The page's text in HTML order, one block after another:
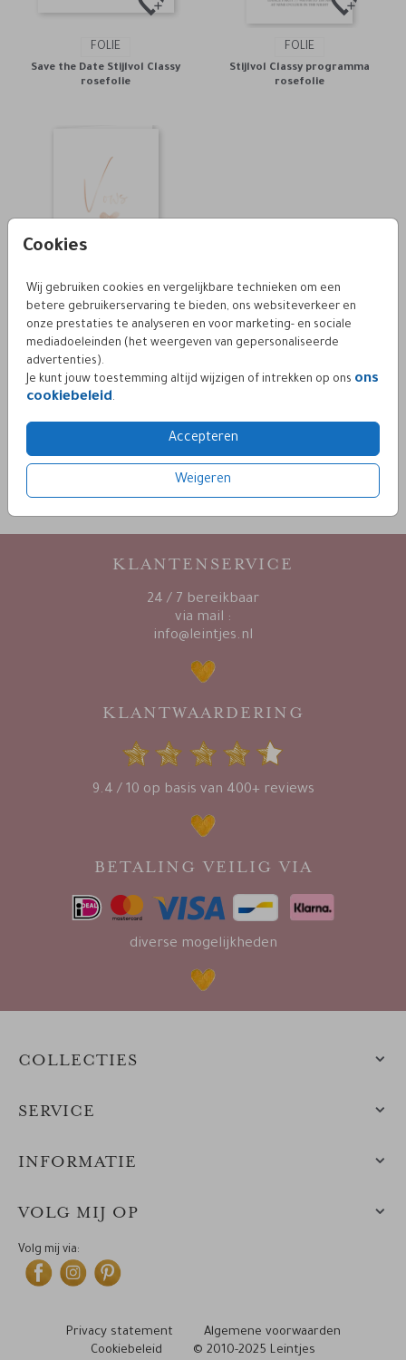
Cookies
Wij gebruiken cookies en vergelijkbare technieken om een
betere gebruikerservaring te bieden, ons websiteverkeer en
onze prestaties te analyseren en voor marketing- en sociale
mediadoeleinden (het weergeven van gepersonaliseerde
advertenties).
Je kunt jouw toestemming altijd wijzigen of intrekken op ons ons
cookiebeleid.
Accepteren
Weigeren
FOLIE
Save the Date Stijlvol Classy
rosefolie
FOLIE
Stijlvol Classy programma
rosefolie
FOLIE
Vows geloften boekje omslag
stylish classy
TERUG NAAR ALLE TROUWHUISSTIJLEN >
KLANTENSERVICE
24 / 7 bereikbaar
via mail :
info@leintjes.nl
KLANTWAARDERING
9.4 / 10 op basis van 400+ reviews
BETALING VEILIG VIA
diverse mogelijkheden
COLLECTIES
SERVICE
INFORMATIE
VOLG MIJ OP
Volg mij via:
Privacy statement
Algemene voorwaarden
Cookiebeleid
© 2010-2025 Leintjes